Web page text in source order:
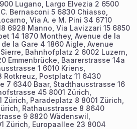
Lugano, Largo Elvezia 2 6500
Bernasconi 5 6830 Chiasso,
Via A. e M. Pini 34 6710
6928 Manno, Via Lavizzari 15 6850
14 1870 Monthey, Avenue de la
la Gare 4 1860 Aigle, Avenue
Bahnhofplatz 2 6002 Luzern,
Emmenbrücke, Baarerstrasse 14a
1 6010 Kriens,
Postplatz 11 6430
7 6340 Baar, Stadthausstrasse 16
45 8001 Zürich,
Paradeplatz 8 8001 Zürich,
Rathausstrasse 8 8640
9 8820 Wädenswil,
Zürich, Europaallee 23 8004